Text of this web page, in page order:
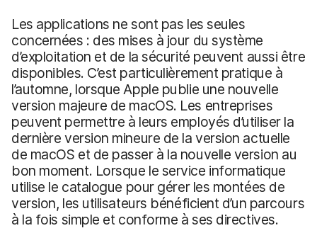
Les applications ne sont pas les seules
concernées : des mises à jour du système
d’exploitation et de la sécurité peuvent aussi être
disponibles. C’est particulièrement pratique à
l’automne, lorsque Apple publie une nouvelle
version majeure de macOS. Les entreprises
peuvent permettre à leurs employés d’utiliser la
dernière version mineure de la version actuelle
de macOS et de passer à la nouvelle version au
bon moment. Lorsque le service informatique
utilise le catalogue pour gérer les montées de
version, les utilisateurs bénéficient d’un parcours
à la fois simple et conforme à ses directives.